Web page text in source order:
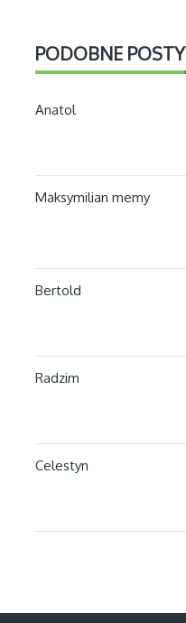
PODOBNE POSTY
Anatol
Maksymilian memy
Bertold
Radzim
Celestyn